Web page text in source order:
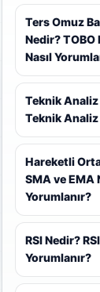
Ters Omuz
Nedir?
Nasıl
Teknik
Teknik Analiz
Hareketli
SMA ve EMA
Yorumlanır?
RSI Nedir?
Yorumlanır?